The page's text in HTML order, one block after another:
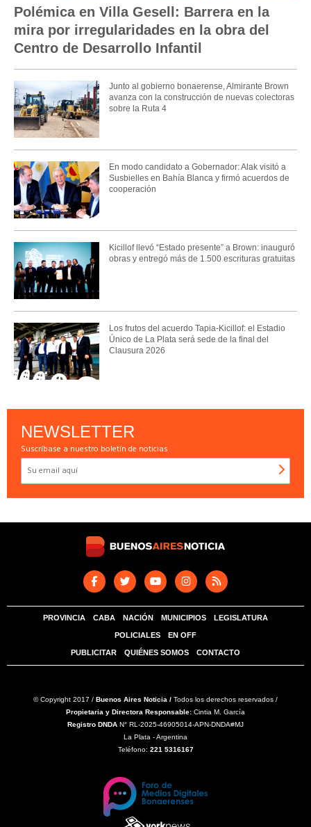
Polémica en Villa Gesell: Barrera en la
mira por irregularidades en la obra del
Centro de Desarrollo Infantil
Junto al gobierno bonaerense, Almirante Brown
avanza con la construcción de nuevas colectoras
sobre la Ruta 4
En modo candidato a Gobernador: Alak visitó a
Susbielles en Bahía Blanca y firmó acuerdos de
cooperación
Kicillof llevó “Estado presente” a Brown: inauguró
obras y entregó más de 1.500 escrituras gratuitas
Los frutos del acuerdo Tapia-Kicillof: el Estadio
Único de La Plata será sede de la final del
Clausura 2026
NEWSLETTER
Suscríbase a nuestro boletín de noticias
PROVINCIA CABA NACIÓN MUNICIPIOS LEGISLATURA
POLICIALES EN OFF
PUBLICITAR QUIÉNES SOMOS CONTACTO
© Copyright 2017 / Buenos Aires Noticia / Todos los derechos reservados /
Propietaria y Directora Responsable: Cintia M. García
Registro DNDA N° RL-2025-46905014-APN-DNDA#MJ
La Plata - Argentina
Teléfono: 221 5316167